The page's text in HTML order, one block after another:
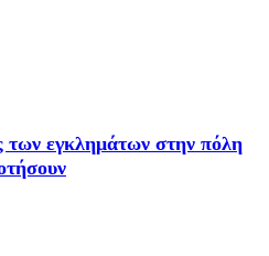
εγκλημάτων στην πόλη